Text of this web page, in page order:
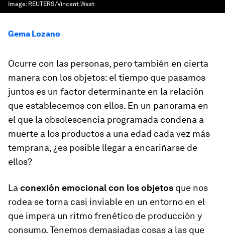
Image: REUTERS/Vincent West
Gema Lozano
Ocurre con las personas, pero también en cierta
manera con los objetos: el tiempo que pasamos
juntos es un factor determinante en la relación
que establecemos con ellos. En un panorama en
el que la obsolescencia programada condena a
muerte a los productos a una edad cada vez más
temprana, ¿es posible llegar a encariñarse de
ellos?
La conexión emocional con los objetos que nos
rodea se torna casi inviable en un entorno en el
que impera un ritmo frenético de producción y
consumo. Tenemos demasiadas cosas a las que